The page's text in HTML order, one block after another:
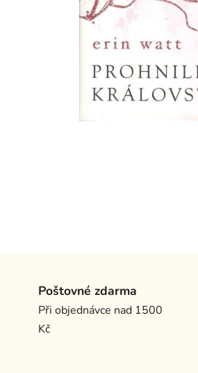
Poštovné zdarma
Při objednávce nad 1500
Kč